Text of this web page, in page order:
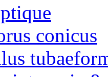
conicus